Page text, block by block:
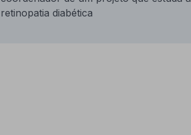
retinopatia diabética